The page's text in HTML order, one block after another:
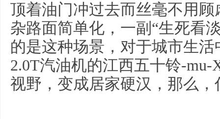
顶着油门冲过去而丝毫不用
杂路面简单化，一副“生死看
的是这种场景，对于城市生
2.0T汽油机的江西五十铃-
视野，变成居家硬汉，那么，